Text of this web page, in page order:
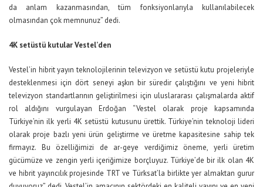
da anlam kazanmasından, tüm fonksiyonlarıyla kullanılabilecek
olmasından çok memnunuz” dedi.
4K setüstü kutular Vestel’den
Vestel’in hibrit yayın teknolojilerinin televizyon ve setüstü kutu projeleriyle
desteklenmesi için dört seneyi aşkın bir süredir çalıştığını ve yeni hibrit
televizyon standartlarının geliştirilmesi için uluslararası çalışmalarda aktif
rol aldığını vurgulayan Erdoğan “Vestel olarak proje kapsamında
Türkiye’nin ilk yerli 4K setüstü kutusunu ürettik. Türkiye’nin teknoloji lideri
olarak proje bazlı yeni ürün geliştirme ve üretme kapasitesine sahip tek
firmayız. Bu özelliğimizi de ar-geye verdiğimiz öneme, yerli üretim
gücümüze ve zengin yerli içeriğimize borçluyuz. Türkiye’de bir ilk olan 4K
ve hibrit yayıncılık projesinde TRT ve Türksat’la birlikte yer almaktan gurur